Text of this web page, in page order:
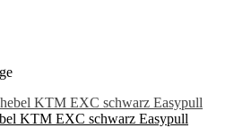
KTM EXC schwarz Easypull